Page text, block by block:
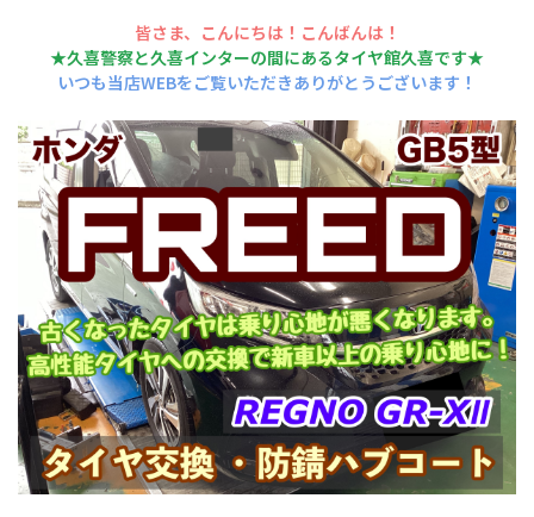
皆さま、こんにちは！こんばんは！
★久喜警察と久喜インターの間にあるタイヤ館久喜です★
いつも当店WEBをご覧いただきありがとうございます！